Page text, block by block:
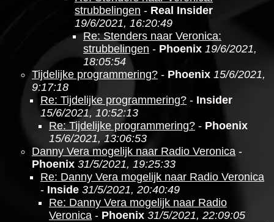
strubbelingen - Real Insider
19/6/2021, 16:20:49
Re: Stenders naar Veronica:
strubbelingen - Phoenix 19/6/2021,
18:05:54
Tijdelijke programmering? - Phoenix 15/6/2021,
9:17:18
Re: Tijdelijke programmering? - Insider
15/6/2021, 10:52:13
Re: Tijdelijke programmering? - Phoenix
15/6/2021, 13:06:53
Danny Vera mogelijk naar Radio Veronica -
Phoenix 31/5/2021, 19:25:33
Re: Danny Vera mogelijk naar Radio Veronica
- Inside 31/5/2021, 20:40:49
Re: Danny Vera mogelijk naar Radio
Veronica - Phoenix 31/5/2021, 22:09:05